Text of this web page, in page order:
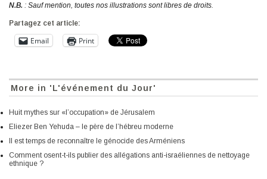
N.B. : Sauf mention, toutes nos illustrations sont libres de droits.
Partagez cet article:
Email Print
More in 'L'événement du Jour'
Huit mythes sur «l’occupation» de Jérusalem
Eliezer Ben Yehuda – le père de l’hébreu moderne
Il est temps de reconnaître le génocide des Arméniens
Comment osent-t-ils publier des allégations anti-israéliennes de nettoyage
ethnique ?